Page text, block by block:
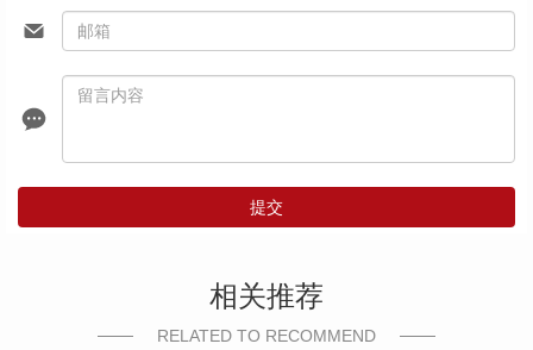
提交
相关推荐
RELATED TO RECOMMEND